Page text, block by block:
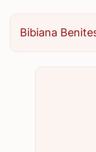
Bibiana